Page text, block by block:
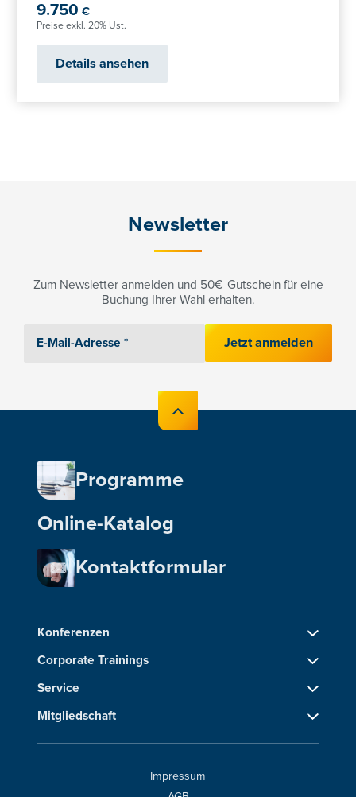
9.750 €
Preise exkl. 20% Ust.
Details ansehen
Newsletter
Zum Newsletter anmelden und 50€-Gutschein für eine
Buchung Ihrer Wahl erhalten.
Jetzt anmelden
Programme
Online-Katalog
Kontaktformular
Konferenzen
Corporate Trainings
Service
Mitgliedschaft
Impressum